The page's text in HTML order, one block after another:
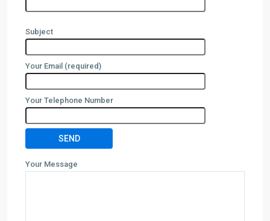
Subject
Your Email (required)
Your Telephone Number
Your Message